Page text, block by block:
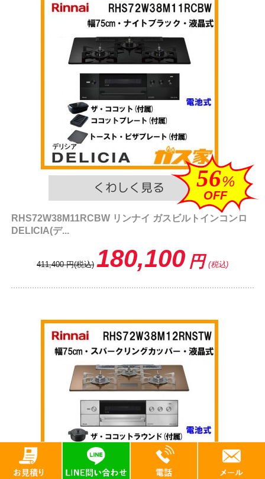
56%
OFF
RHS72W38M11RCBW リンナイ ガスビルトインコンロ
DELICIA(デ...
411,400 円(税込) 180,100 円 (税込)